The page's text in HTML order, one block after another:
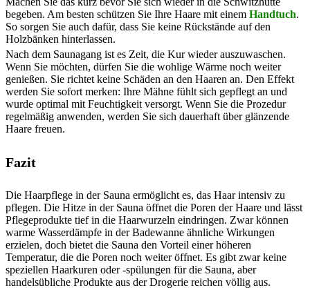
begeben. Am besten schützen Sie Ihre Haare mit einem Handtuch.
So sorgen Sie auch dafür, dass Sie keine Rückstände auf den
Holzbänken hinterlassen.
Nach dem Saunagang ist es Zeit, die Kur wieder auszuwaschen.
Wenn Sie möchten, dürfen Sie die wohlige Wärme noch weiter
genießen. Sie richtet keine Schäden an den Haaren an. Den Effekt
werden Sie sofort merken: Ihre Mähne fühlt sich gepflegt an und
wurde optimal mit Feuchtigkeit versorgt. Wenn Sie die Prozedur
regelmäßig anwenden, werden Sie sich dauerhaft über glänzende
Haare freuen.
Fazit
Die Haarpflege in der Sauna ermöglicht es, das Haar intensiv zu
pflegen. Die Hitze in der Sauna öffnet die Poren der Haare und lässt
Pflegeprodukte tief in die Haarwurzeln eindringen. Zwar können
warme Wasserdämpfe in der Badewanne ähnliche Wirkungen
erzielen, doch bietet die Sauna den Vorteil einer höheren
Temperatur, die die Poren noch weiter öffnet. Es gibt zwar keine
speziellen Haarkuren oder -spülungen für die Sauna, aber
handelsübliche Produkte aus der Drogerie reichen völlig aus.